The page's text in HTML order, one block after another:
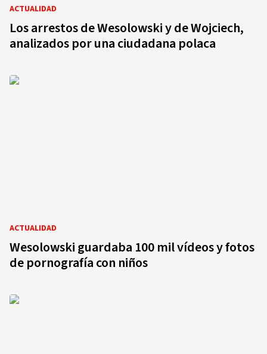
ACTUALIDAD
Los arrestos de Wesolowski y de Wojciech,
analizados por una ciudadana polaca
ACTUALIDAD
Wesolowski guardaba 100 mil vídeos y fotos
de pornografía con niños